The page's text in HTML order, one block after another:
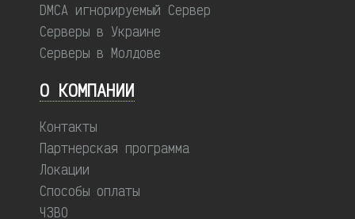
DMCA игнорируемый Сервер
Серверы в Украине
Серверы в Молдове
О КОМПАНИИ
Контакты
Партнерская программа
Локации
Способы оплаты
ЧЗВО